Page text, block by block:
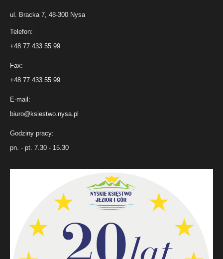
ul. Bracka 7, 48-300 Nysa
Telefon:
+48 77 433 55 99
Fax:
+48 77 433 55 99
E-mail:
biuro@ksiestwo.nysa.pl
Godziny pracy:
pn. - pt. 7.30 - 15.30